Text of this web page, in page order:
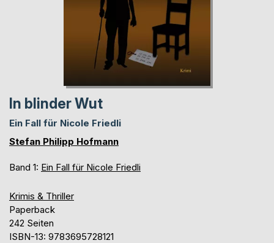
In blinder Wut
Ein Fall für Nicole Friedli
Stefan Philipp Hofmann
Band 1: Ein Fall für Nicole Friedli
Krimis & Thriller
Paperback
242 Seiten
ISBN-13: 9783695728121